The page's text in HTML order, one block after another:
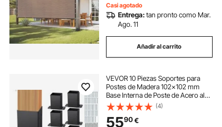
Casi agotado
Entrega:tan pronto como Mar.
Ago. 11
Añadir al carrito
VEVOR 10 Piezas Soportes para
Postes de Madera 102x102 mm
Base Interna de Poste de Acero al
Carbono para Anclaje de Poste con
Recubrimiento en Polvo para
Barandilla de Soporte, Terraza,
(4)
5590€